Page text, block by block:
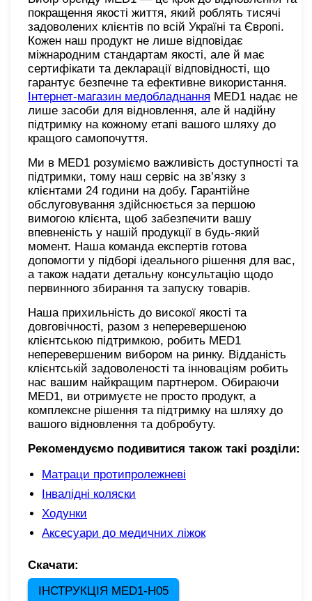
покращення якості життя, який роблять тисячі
задоволених клієнтів по всій Україні та Європі.
Кожен наш продукт не лише відповідає
міжнародним стандартам якості, але й має
сертифікати та декларації відповідності, що
гарантує безпечне та ефективне використання.
Інтернет-магазин медобладнання MED1 надає не
лише засоби для відновлення, але й надійну
підтримку на кожному етапі вашого шляху до
кращого самопочуття.
Ми в MED1 розуміємо важливість доступності та
підтримки, тому наш сервіс на зв’язку з
клієнтами 24 години на добу. Гарантійне
обслуговування здійснюється за першою
вимогою клієнта, щоб забезпечити вашу
впевненість у нашій продукції в будь-який
момент. Наша команда експертів готова
допомогти у підборі ідеального рішення для вас,
а також надати детальну консультацію щодо
первинного збирання та запуску товарів.
Наша прихильність до високої якості та
довговічності, разом з неперевершеною
клієнтською підтримкою, робить MED1
неперевершеним вибором на ринку. Відданість
клієнтській задоволеності та інноваціям робить
нас вашим найкращим партнером. Обираючи
MED1, ви отримуєте не просто продукт, а
комплексне рішення та підтримку на шляху до
вашого відновлення та добробуту.
Рекомендуємо подивитися також такі розділи:
Матраци протипролежневі
Інвалідні коляски
Ходунки
Аксесуари до медичних ліжок
Скачати:
ІНСТРУКЦІЯ MED1-H05